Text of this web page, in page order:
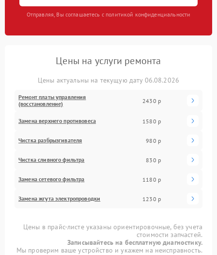
Отправляя, Вы соглашаетесь с политикой конфиденциальности
Цены на услуги ремонта
Цены актуальны на текущую дату 06.08.2026
Ремонт платы управления
(восстановление)
2430 р
Замена верхнего противовеса 1580 р
Чистка разбрызгивателя 980 р
Чистка сливного фильтра 830 р
Замена сетевого фильтра 1180 р
Замена жгута электропроводки 1230 р
Цены в прайс-листе указаны ориентировочные, без учета
стоимости запчастей.
Записывайтесь на бесплатную диагностику.
Мы проверим ваше устройство и укажем на неисправность.